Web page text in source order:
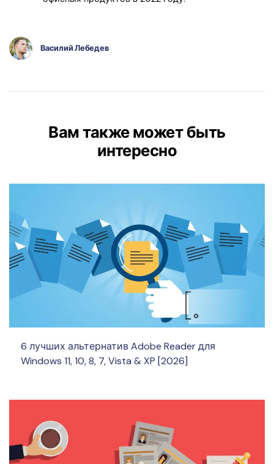
Василий Лебедев
Вам также может быть
интересно
6 лучших альтернатив Adobe Reader для
Windows 11, 10, 8, 7, Vista & XP [2026]